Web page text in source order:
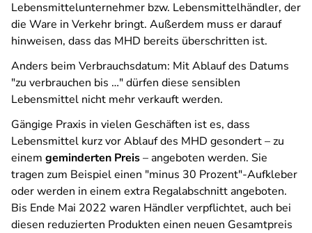
Lebensmittelunternehmer bzw. Lebensmittelhändler, der
die Ware in Verkehr bringt. Außerdem muss er darauf
hinweisen, dass das MHD bereits überschritten ist.
Anders beim Verbrauchsdatum: Mit Ablauf des Datums
"zu verbrauchen bis …" dürfen diese sensiblen
Lebensmittel nicht mehr verkauft werden.
Gängige Praxis in vielen Geschäften ist es, dass
Lebensmittel kurz vor Ablauf des MHD gesondert – zu
einem geminderten Preis– angeboten werden. Sie
tragen zum Beispiel einen "minus 30 Prozent"-Aufkleber
oder werden in einem extra Regalabschnitt angeboten.
Bis Ende Mai 2022 waren Händler verpflichtet, auch bei
diesen reduzierten Produkten einen neuen Gesamtpreis